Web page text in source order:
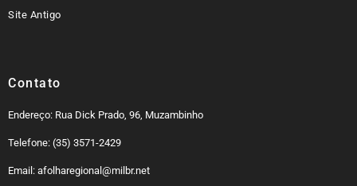
Site Antigo
Contato
Endereço: Rua Dick Prado, 96, Muzambinho
Telefone: (35) 3571-2429
Email: afolharegional@milbr.net